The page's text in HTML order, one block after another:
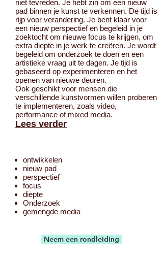
niet tevreden. Je hebt zin om een nieuw
pad binnen je kunst te verkennen. De tijd is
rijp voor verandering. Je bent klaar voor
een nieuw perspectief en begeleid in je
zoektocht om nieuwe focus te krijgen, om
extra diepte in je werk te creëren. Je wordt
begeleid om onderzoek te doen en een
artistieke vraag uit te dagen. Je tijd is
gebaseerd op experimenteren en het
openen van nieuwe deuren.
Ook geschikt voor mensen die
verschillende kunstvormen willen proberen
te implementeren, zoals video,
performance of mixed media.
Lees verder
ontwikkelen
nieuw pad
perspectief
focus
diepte
Onderzoek
gemengde media
Neem een rondleiding